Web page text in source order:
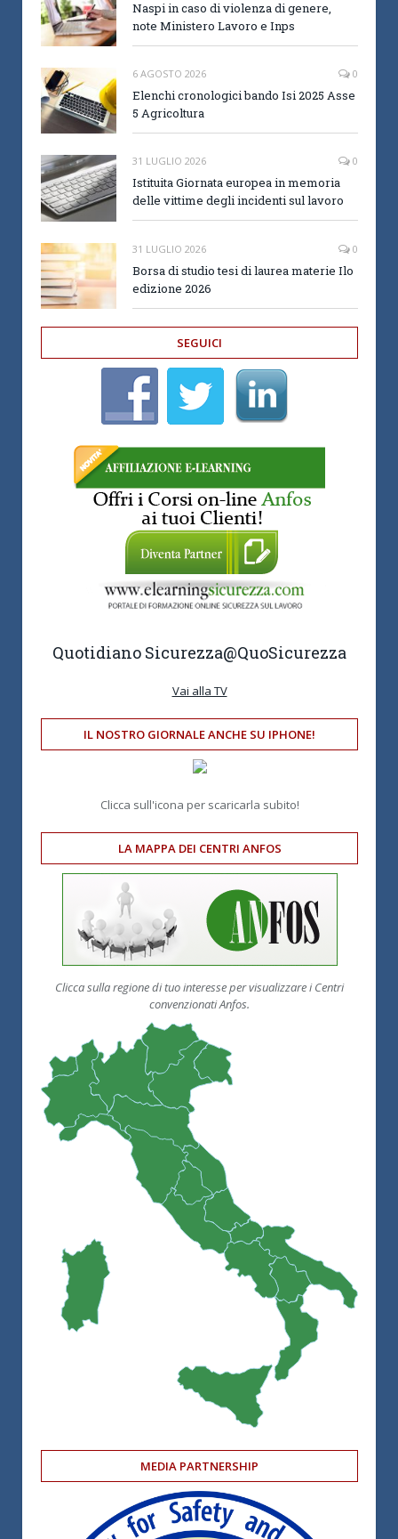
Naspi in caso di violenza di genere,
note Ministero Lavoro e Inps
6 AGOSTO 2026 0
Elenchi cronologici bando Isi 2025 Asse
5 Agricoltura
31 LUGLIO 2026 0
Istituita Giornata europea in memoria
delle vittime degli incidenti sul lavoro
31 LUGLIO 2026 0
Borsa di studio tesi di laurea materie Ilo
edizione 2026
SEGUICI
Quotidiano Sicurezza@QuoSicurezza
Vai alla TV
IL NOSTRO GIORNALE ANCHE SU IPHONE!
Clicca sull'icona per scaricarla subito!
LA MAPPA DEI CENTRI ANFOS
Clicca sulla regione di tuo interesse per visualizzare i Centri
convenzionati Anfos.
MEDIA PARTNERSHIP